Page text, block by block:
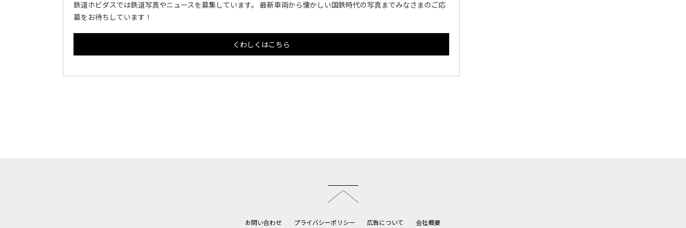
鉄道ホビダスでは鉄道写真やニュースを募集しています。 最新車両から懐かしい国鉄時代の写真までみなさまのご応
募をお待ちしています！
くわしくはこちら
お問い合わせ プライバシーポリシー 広告について 会社概要